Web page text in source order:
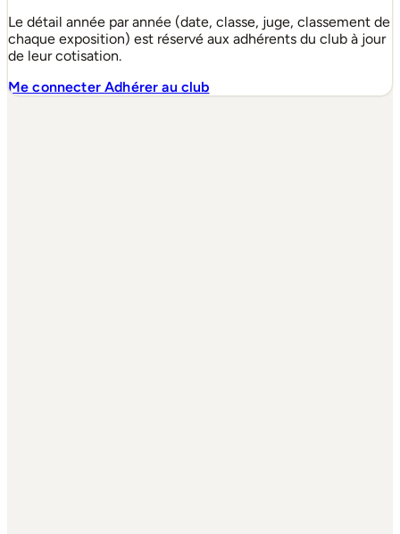
Le détail année par année (date, classe, juge, classement de
chaque exposition) est réservé aux adhérents du club à jour
de leur cotisation.
Me connecterAdhérer au club